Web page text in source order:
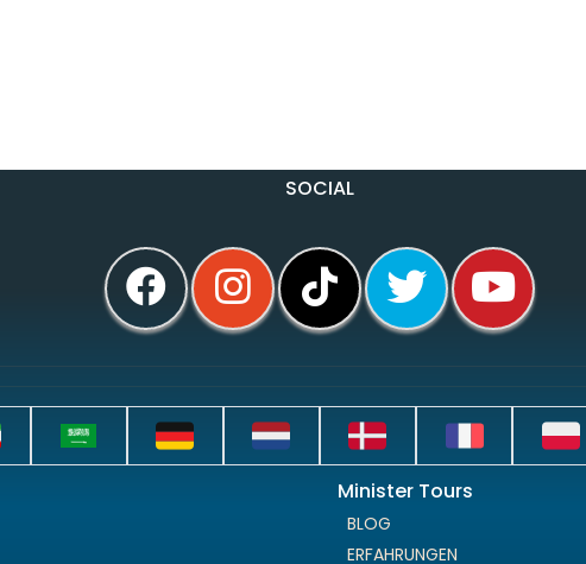
SOCIAL
Minister Tours
BLOG
ERFAHRUNGEN